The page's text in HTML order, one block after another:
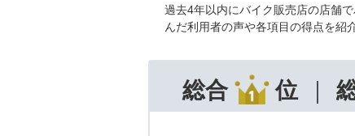
過去4年以内にバイク販売店の店舗
んだ利用者の声や各項目の得点を紹介
総合 位